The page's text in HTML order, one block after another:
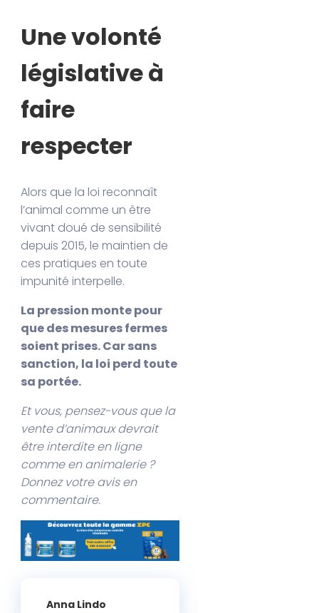
Une volonté
législative à
faire
respecter
Alors que la loi reconnaît
l’animal comme un être
vivant doué de sensibilité
depuis 2015, le maintien de
ces pratiques en toute
impunité interpelle.
La pression monte pour
que des mesures fermes
soient prises. Car sans
sanction, la loi perd toute
sa portée.
Et vous, pensez-vous que la
vente d’animaux devrait
être interdite en ligne
comme en animalerie ?
Donnez votre avis en
commentaire.
Anna Lindo